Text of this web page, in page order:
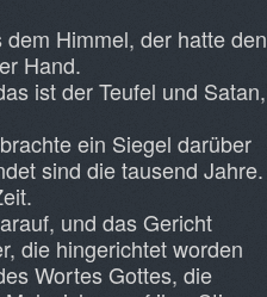
Himmel, der hatte den
Hand.
ist der Teufel und Satan,
ein Siegel darüber
sind die tausend Jahre.
und das Gericht
die hingerichtet worden
Wortes Gottes, die